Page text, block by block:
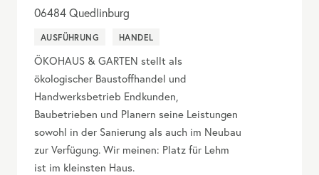
06484 Quedlinburg
AUSFÜHRUNG HANDEL
ÖKOHAUS & GARTEN stellt als
ökologischer Baustoffhandel und
Handwerksbetrieb Endkunden,
Baubetrieben und Planern seine Leistungen
sowohl in der Sanierung als auch im Neubau
zur Verfügung. Wir meinen: Platz für Lehm
ist im kleinsten Haus.